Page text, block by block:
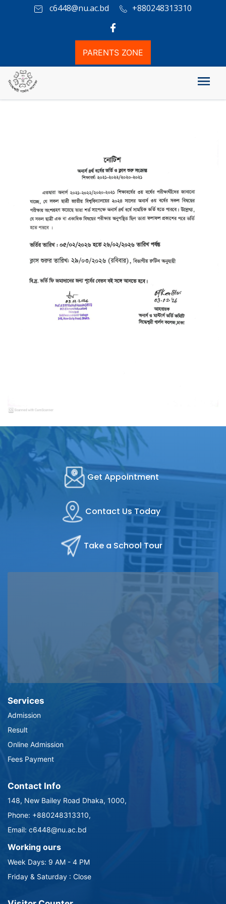
c6448@nu.ac.bd +880248313310
PARENTS ZONE
অনার্স ৪র্থ বর্ষের ভর্তি ও ক্লাস সংক্রান্ত
Get Appointment
Contact Us Today
Take a School Tour
Services
Admission
Result
Online Admission
Fees Payment
Contact Info
148, New Bailey Road Dhaka, 1000,
Phone: +880248313310,
Email: c6448@nu.ac.bd
Working ours
Week Days: 9 AM - 4 PM
Friday & Saturday : Close